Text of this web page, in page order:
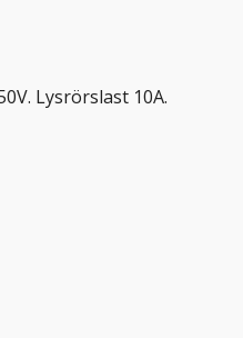
Lysrörslast 10A.